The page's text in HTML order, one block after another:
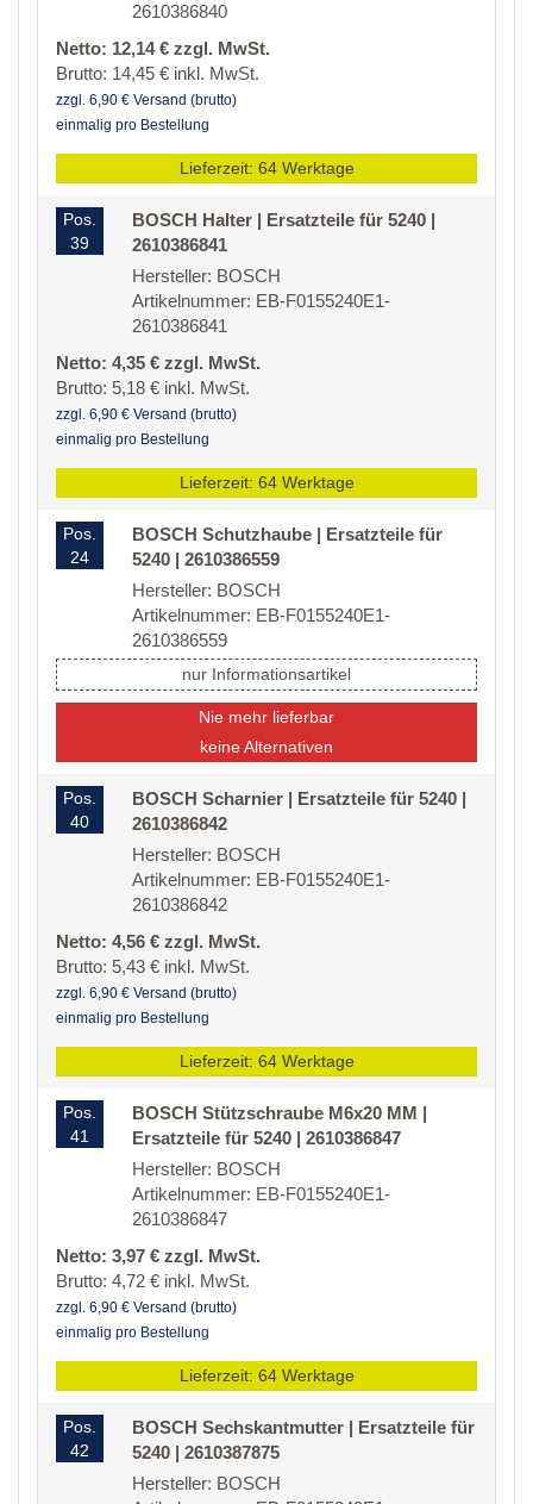
2610386840
Netto: 12,14 € zzgl. MwSt.
Brutto: 14,45 € inkl. MwSt.
zzgl. 6,90 € Versand (brutto)
einmalig pro Bestellung
Lieferzeit: 64 Werktage
Pos.
39
BOSCH Halter | Ersatzteile für 5240 |
2610386841
Hersteller: BOSCH
Artikelnummer: EB-F0155240E1-
2610386841
Netto: 4,35 € zzgl. MwSt.
Brutto: 5,18 € inkl. MwSt.
zzgl. 6,90 € Versand (brutto)
einmalig pro Bestellung
Lieferzeit: 64 Werktage
Pos.
24
BOSCH Schutzhaube | Ersatzteile für
5240 | 2610386559
Hersteller: BOSCH
Artikelnummer: EB-F0155240E1-
2610386559
nur Informationsartikel
Nie mehr lieferbar
keine Alternativen
Pos.
40
BOSCH Scharnier | Ersatzteile für 5240 |
2610386842
Hersteller: BOSCH
Artikelnummer: EB-F0155240E1-
2610386842
Netto: 4,56 € zzgl. MwSt.
Brutto: 5,43 € inkl. MwSt.
zzgl. 6,90 € Versand (brutto)
einmalig pro Bestellung
Lieferzeit: 64 Werktage
Pos.
41
BOSCH Stützschraube M6x20 MM |
Ersatzteile für 5240 | 2610386847
Hersteller: BOSCH
Artikelnummer: EB-F0155240E1-
2610386847
Netto: 3,97 € zzgl. MwSt.
Brutto: 4,72 € inkl. MwSt.
zzgl. 6,90 € Versand (brutto)
einmalig pro Bestellung
Lieferzeit: 64 Werktage
Pos.
42
BOSCH Sechskantmutter | Ersatzteile für
5240 | 2610387875
Hersteller: BOSCH